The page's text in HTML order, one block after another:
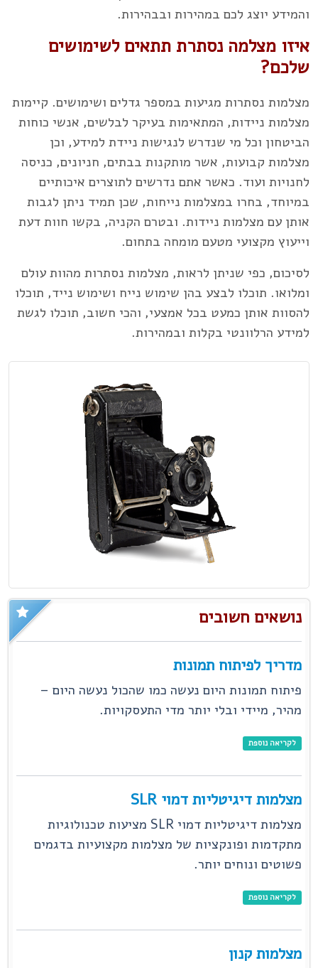
והמידע יוצג לכם במהירות ובבהירות.
איזו מצלמה נסתרת תתאים לשימושים
שלכם?
מצלמות נסתרות מגיעות במספר גדלים ושימושים. קיימות
מצלמות ניידות, המתאימות בעיקר לבלשים, אנשי כוחות
הביטחון וכל מי שנדרש לנגישות ניידת למידע, וכן
מצלמות קבועות, אשר מותקנות בבתים, חניונים, כניסה
לחנויות ועוד. כאשר אתם נדרשים לתוצרים איכותיים
במיוחד, בחרו במצלמות נייחות, שכן תמיד ניתן לגבות
אותן עם מצלמות ניידות. ובטרם הקניה, בקשו חוות דעת
וייעוץ מקצועי מטעם מומחה בתחום.
לסיכום, כפי שניתן לראות, מצלמות נסתרות מהוות עולם
ומלואו. תוכלו לבצע בהן שימוש נייח ושימוש נייד, תוכלו
להסוות אותן כמעט בכל אמצעי, והכי חשוב, תוכלו לגשת
למידע הרלוונטי בקלות ובמהירות.
נושאים חשובים
מדריך לפיתוח תמונות
פיתוח תמונות היום נעשה כמו שהכול נעשה היום –
מהיר, מיידי ובלי יותר מדי התעסקויות.
לקריאה נוספת
מצלמות דיגיטליות דמוי SLR
מצלמות דיגיטליות דמוי SLR מציעות טכנולוגיות
מתקדמות ופונקציות של מצלמות מקצועיות בדגמים
פשוטים ונוחים יותר.
לקריאה נוספת
מצלמות קנון